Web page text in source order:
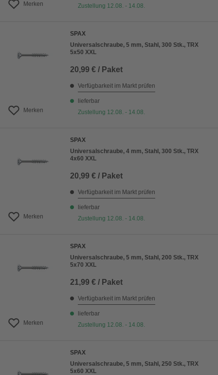
Merken
Zustellung 12.08. - 14.08.
Merken
SPAX
Universalschraube, 5 mm, Stahl, 300 Stk., TRX
5x50 XXL
20,99 € / Paket
Verfügbarkeit im Markt prüfen
lieferbar
Zustellung 12.08. - 14.08.
Merken
SPAX
Universalschraube, 4 mm, Stahl, 300 Stk., TRX
4x60 XXL
20,99 € / Paket
Verfügbarkeit im Markt prüfen
lieferbar
Zustellung 12.08. - 14.08.
Merken
SPAX
Universalschraube, 5 mm, Stahl, 200 Stk., TRX
5x70 XXL
21,99 € / Paket
Verfügbarkeit im Markt prüfen
lieferbar
Zustellung 12.08. - 14.08.
SPAX
Universalschraube, 5 mm, Stahl, 250 Stk., TRX
5x60 XXL